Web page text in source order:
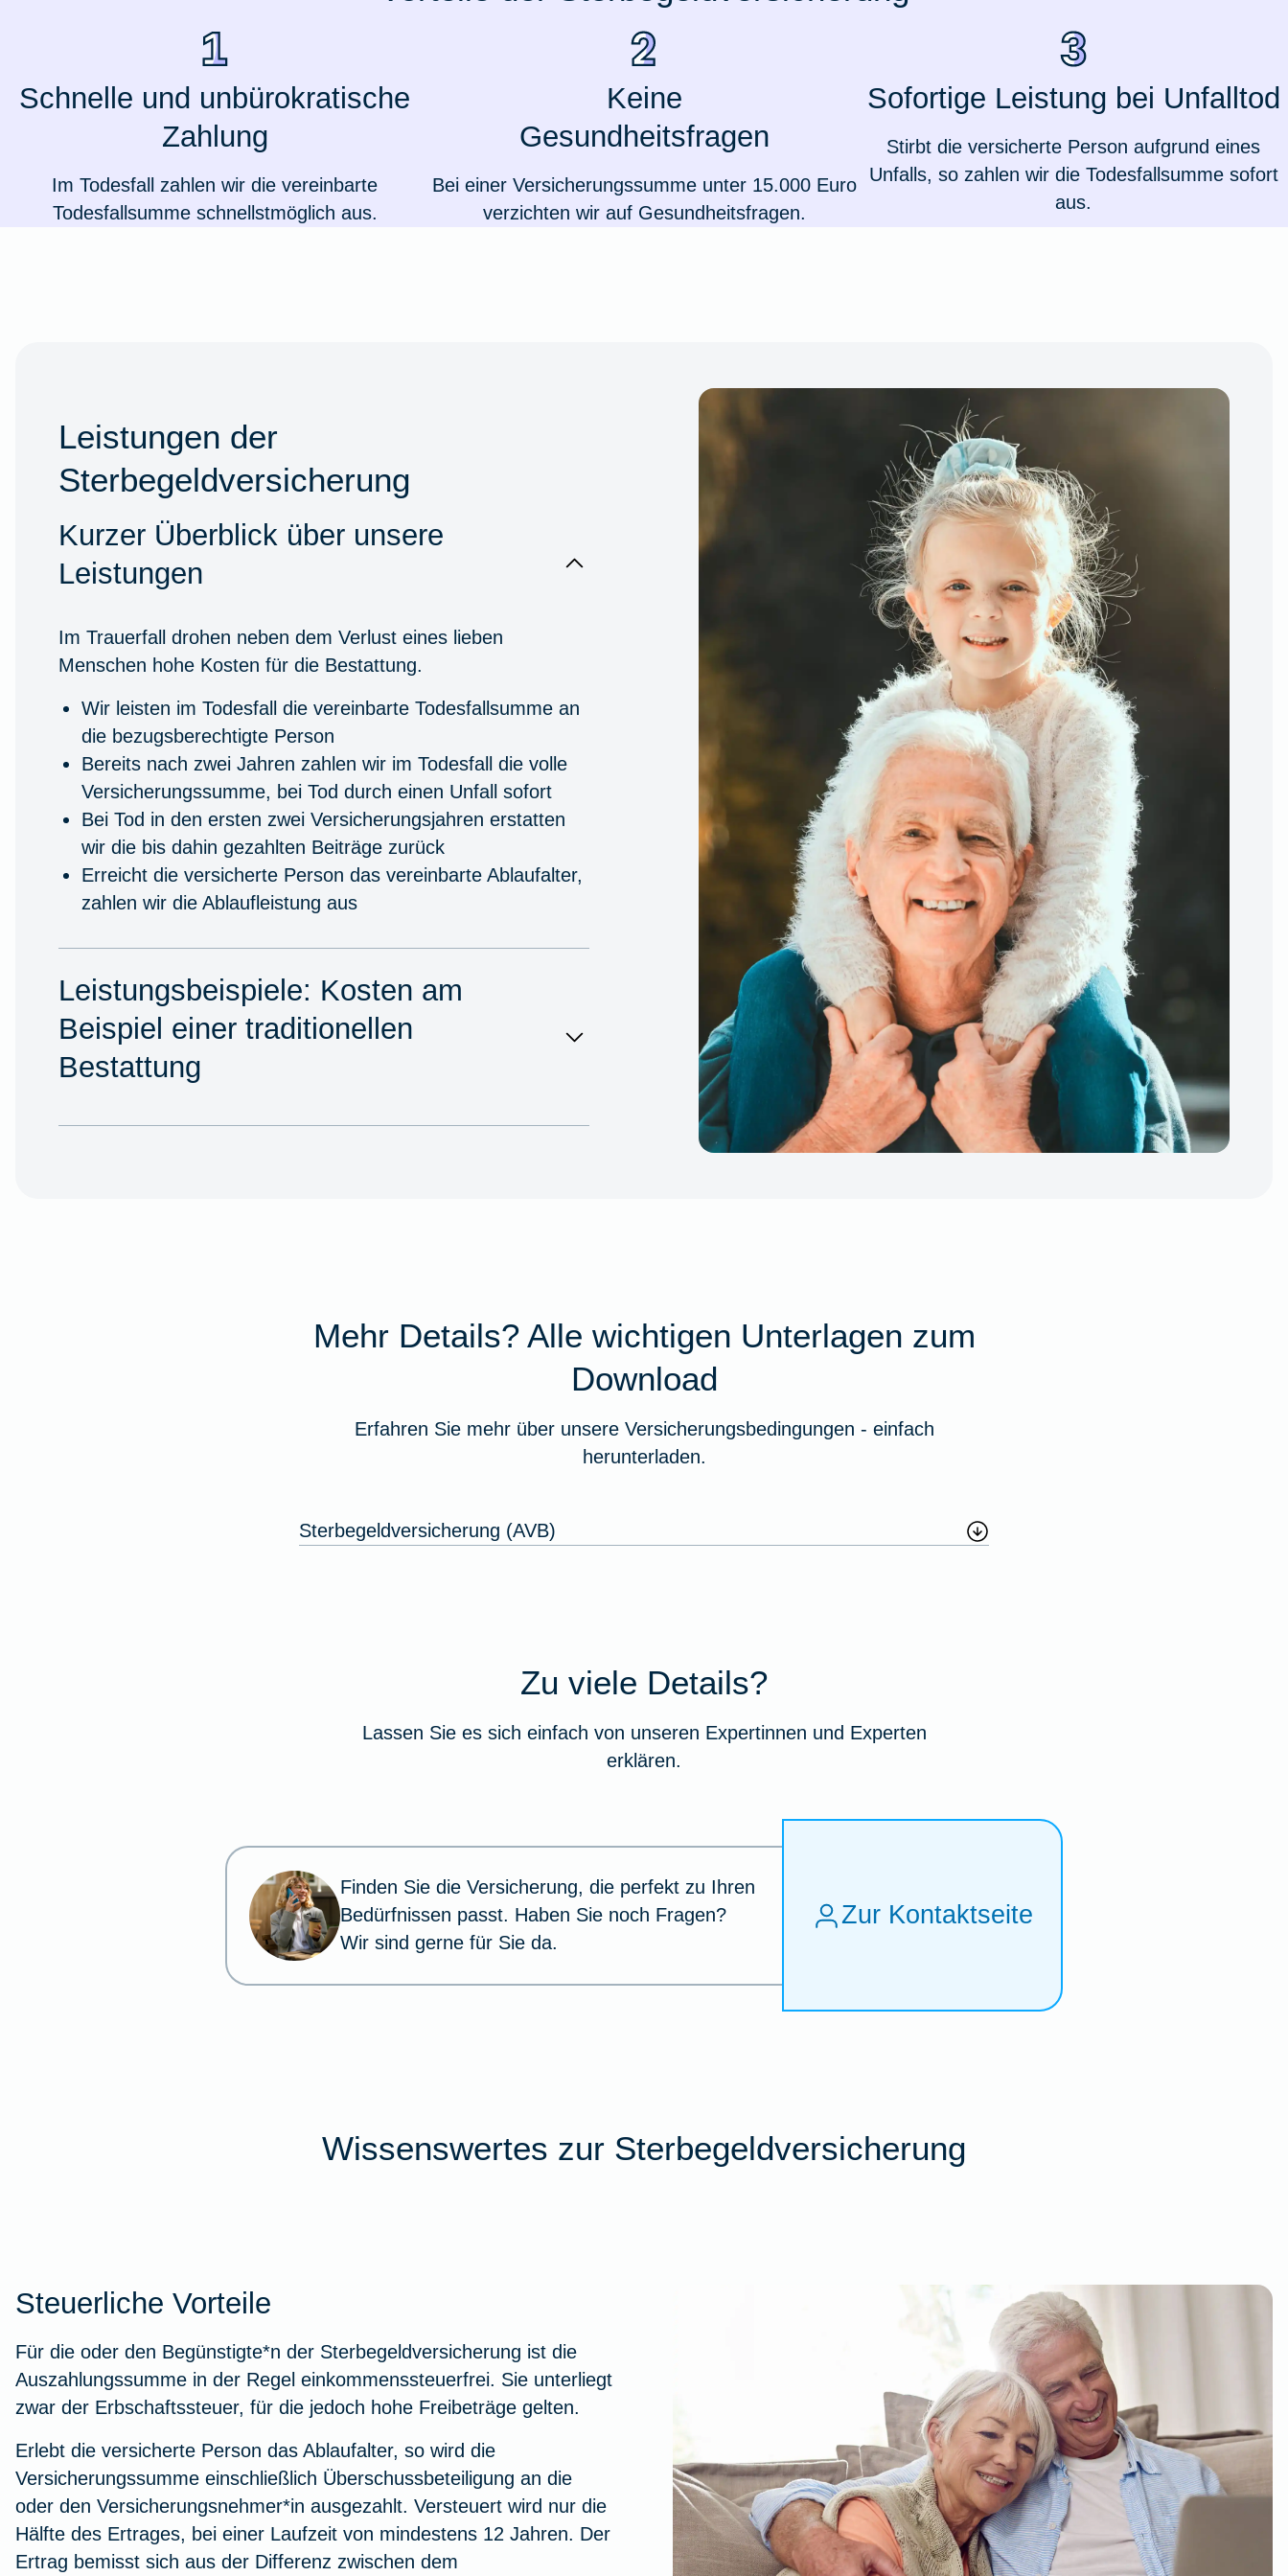
Ausstellungsversicherung
Valorenversicherung
Oldtimersammlungsversicherung
Zur Produktübersicht
Schnelle und unbürokratische
Zahlung
Im Todesfall zahlen wir die vereinbarte
Todesfallsumme schnellstmöglich aus.
Keine
Gesundheitsfragen
Bei einer Versicherungssumme unter 15.000 Euro
verzichten wir auf Gesundheitsfragen.
Sofortige Leistung bei Unfalltod
Stirbt die versicherte Person aufgrund eines
Unfalls, so zahlen wir die Todesfallsumme sofort
aus.
Leistungen der
Sterbegeldversicherung
Kurzer Überblick über unsere
Leistungen
Im Trauerfall drohen neben dem Verlust eines lieben
Menschen hohe Kosten für die Bestattung.
Wir leisten im Todesfall die vereinbarte Todesfallsumme an
die bezugsberechtigte Person
Bereits nach zwei Jahren zahlen wir im Todesfall die volle
Versicherungssumme, bei Tod durch einen Unfall sofort
Bei Tod in den ersten zwei Versicherungsjahren erstatten
wir die bis dahin gezahlten Beiträge zurück
Erreicht die versicherte Person das vereinbarte Ablaufalter,
zahlen wir die Ablaufleistung aus
Leistungsbeispiele: Kosten am
Beispiel einer traditionellen
Bestattung
Mehr Details? Alle wichtigen Unterlagen zum
Download
Erfahren Sie mehr über unsere Versicherungsbedingungen - einfach
herunterladen.
Sterbegeldversicherung (AVB)
Zu viele Details?
Lassen Sie es sich einfach von unseren Expertinnen und Experten
erklären.
Finden Sie die Versicherung, die perfekt zu Ihren
Bedürfnissen passt. Haben Sie noch Fragen?
Wir sind gerne für Sie da.
Zur Kontaktseite
Wissenswertes zur Sterbegeldversicherung
Steuerliche Vorteile
Für die oder den Begünstigte*n der Sterbegeldversicherung ist die
Auszahlungssumme in der Regel einkommenssteuerfrei. Sie unterliegt
zwar der Erbschaftssteuer, für die jedoch hohe Freibeträge gelten.
Erlebt die versicherte Person das Ablaufalter, so wird die
Versicherungssumme einschließlich Überschussbeteiligung an die
oder den Versicherungsnehmer*in ausgezahlt. Versteuert wird nur die
Hälfte des Ertrages, bei einer Laufzeit von mindestens 12 Jahren. Der
Ertrag bemisst sich aus der Differenz zwischen dem